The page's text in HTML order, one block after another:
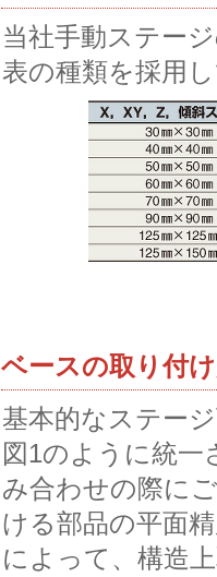
当社手動ステー
表の種類を採用
ベースの取り付
基本的なステー
図1のように統一
み合わせの際に
ける部品の平面
によって、構造